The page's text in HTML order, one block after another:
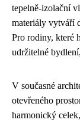
tepelně-izolační
materiály vytváří
Pro rodiny, které
udržitelné
V současné
otevřeného
harmonický